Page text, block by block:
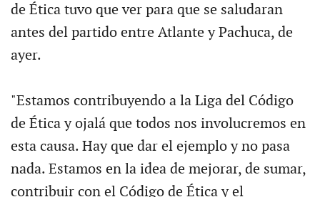
de Ética tuvo que ver para que se saludaran
antes del partido entre Atlante y Pachuca, de
ayer.
"Estamos contribuyendo a la Liga del Código
de Ética y ojalá que todos nos involucremos en
esta causa. Hay que dar el ejemplo y no pasa
nada. Estamos en la idea de mejorar, de sumar,
contribuir con el Código de Ética y el